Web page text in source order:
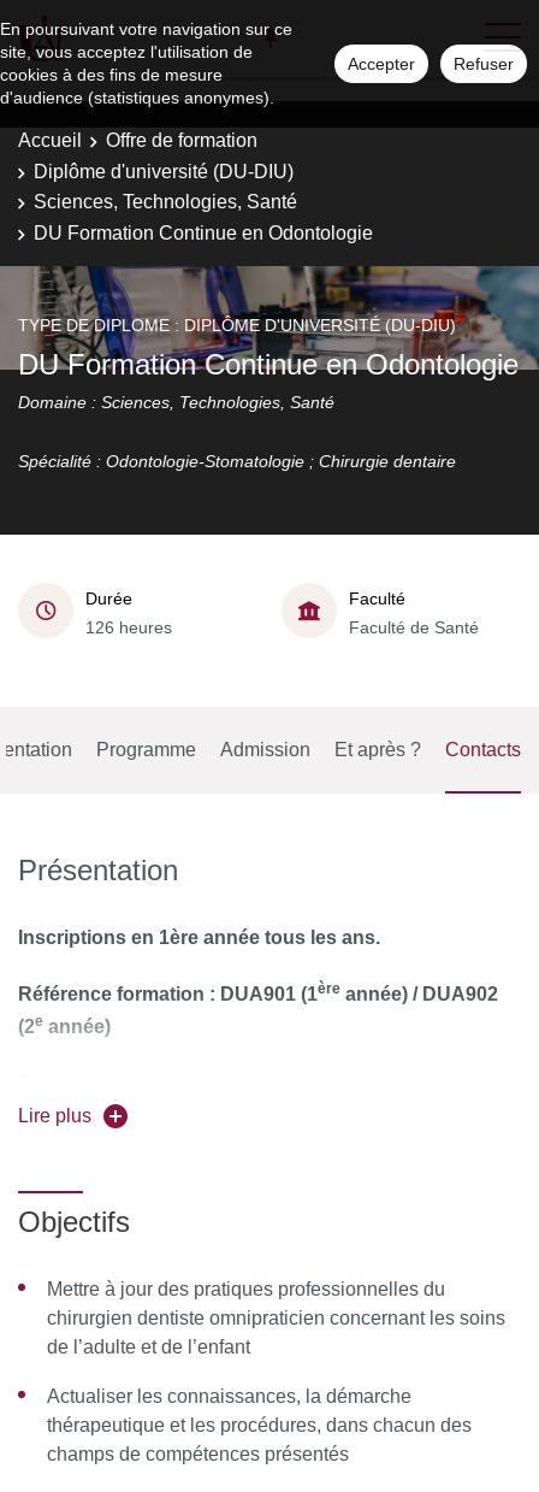
En poursuivant votre navigation sur ce
site, vous acceptez l'utilisation de
cookies à des fins de mesure
d'audience (statistiques anonymes).
Accepter Refuser
Accueil
Offre de formation
Diplôme d'université (DU-DIU)
Sciences, Technologies, Santé
DU Formation Continue en Odontologie
TYPE DE DIPLOME : DIPLÔME D'UNIVERSITÉ (DU-DIU)
DU Formation Continue en Odontologie
Domaine : Sciences, Technologies, Santé
Spécialité : Odontologie-Stomatologie ; Chirurgie dentaire
Durée
126 heures
Faculté
Faculté de Santé
Programme Admission Et après ? Contacts
Présentation
Inscriptions en 1ère année tous les ans.
Référence formation : DUA901 (1ère année) / DUA902
(2e année)
Pour vous inscrire, déposez votre candidature sur
C@nditOnLine
Lire plus
Objectifs
Mettre à jour des pratiques professionnelles du
chirurgien dentiste omnipraticien concernant les soins
de l’adulte et de l’enfant
Actualiser les connaissances, la démarche
thérapeutique et les procédures, dans chacun des
champs de compétences présentés